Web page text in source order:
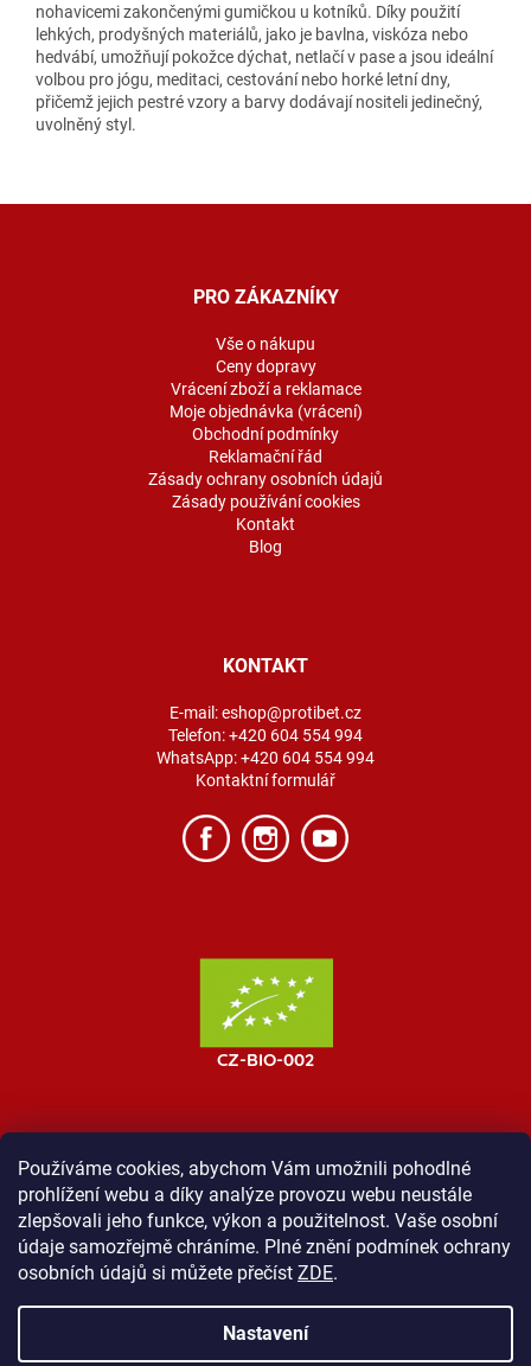
Používáme cookies, abychom Vám umožnili pohodlné
prohlížení webu a díky analýze provozu webu neustále
zlepšovali jeho funkce, výkon a použitelnost. Vaše osobní
údaje samozřejmě chráníme. Plné znění podmínek ochrany
osobních údajů si můžete přečíst ZDE.
Nastavení
nohavicemi zakončenými gumičkou u kotníků. Díky použití
lehkých, prodyšných materiálů, jako je bavlna, viskóza nebo
hedvábí, umožňují pokožce dýchat, netlačí v pase a jsou ideální
volbou pro jógu, meditaci, cestování nebo horké letní dny,
přičemž jejich pestré vzory a barvy dodávají nositeli jedinečný,
uvolněný styl.
PRO ZÁKAZNÍKY
Vše o nákupu
Ceny dopravy
Vrácení zboží a reklamace
Moje objednávka (vrácení)
Obchodní podmínky
Reklamační řád
Zásady ochrany osobních údajů
Zásady používání cookies
Kontakt
Blog
KONTAKT
E-mail:eshop@protibet.cz
Telefon:+420 604 554 994
WhatsApp:+420 604 554 994
Kontaktní formulář
MOST ProTibet Vše o nákupu
Obchodní podmínky
Zásady ochrany osobních údajů
Kontakt
Vytvořil Shoptet